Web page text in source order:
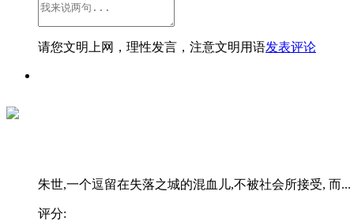
请您文明上网，理性发言，注意文明用语发表评论
朱世,一个逗留在失落之城的混血儿,不被社会所接受, 而...
评分: